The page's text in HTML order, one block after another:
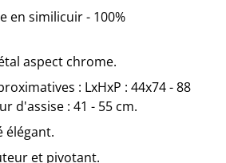
en similicuir - 100%
aspect chrome.
: LxHxP : 44x74 - 88
d'assise : 41 - 55 cm.
élégant.
et pivotant.